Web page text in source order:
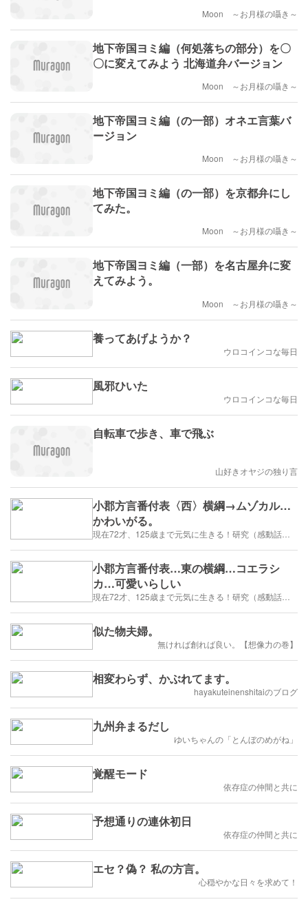
Moon ～お月様の囁き～
地下帝国ヨミ編（何処落ちの部分）を〇
〇に変えてみよう 北海道弁バージョン
Moon ～お月様の囁き～
地下帝国ヨミ編（の一部）オネエ言葉バ
ージョン
Moon ～お月様の囁き～
地下帝国ヨミ編（の一部）を京都弁にし
てみた。
Moon ～お月様の囁き～
地下帝国ヨミ編（一部）を名古屋弁に変
えてみよう。
Moon ～お月様の囁き～
養ってあげようか？
ウロコインコな毎日
風邪ひいた
ウロコインコな毎日
自転車で歩き、車で飛ぶ
山好きオヤジの独り言
小郡方言番付表〈西〉横綱→ムゾカル…
かわいがる。
小郡方言番付表…東の横綱…コエラシ
カ…可愛いらしい
似た物夫婦。
無ければ創れば良い。【想像力の巻】
相変わらず、かぶれてます。
hayakuteinenshitaiのブログ
九州弁まるだし
ゆいちゃんの「とんぼのめがね」
覚醒モード
依存症の仲間と共に
予想通りの連休初日
依存症の仲間と共に
エセ？偽？ 私の方言。
心穏やかな日々を求めて！